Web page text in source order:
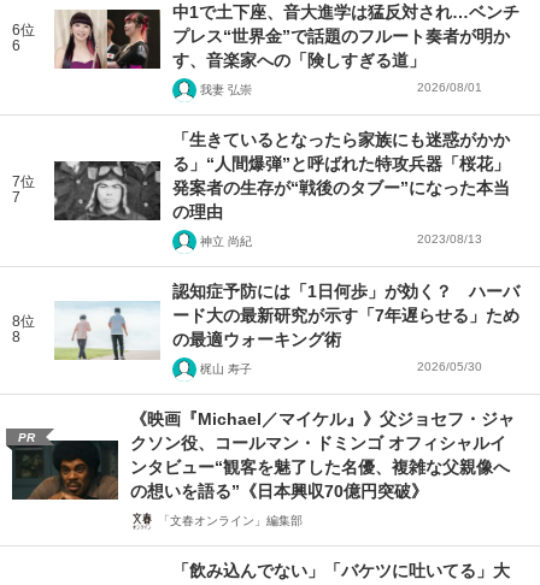
6位
6
中1で土下座、音大進学は猛反対され…ベンチ
プレス“世界金”で話題のフルート奏者が明か
す、音楽家への「険しすぎる道」
我妻 弘崇 2026/08/01
7位
7
「生きているとなったら家族にも迷惑がかか
る」“人間爆弾”と呼ばれた特攻兵器「桜花」
発案者の生存が“戦後のタブー”になった本当
の理由
神立 尚紀 2023/08/13
8位
8
認知症予防には「1日何歩」が効く？ ハーバ
ード大の最新研究が示す「7年遅らせる」ため
の最適ウォーキング術
梶山 寿子 2026/05/30
PR
《映画『Michael／マイケル』》父ジョセフ・ジャ
クソン役、コールマン・ドミンゴ オフィシャルイ
ンタビュー“観客を魅了した名優、複雑な父親像へ
の想いを語る”《日本興収70億円突破》
「文春オンライン」編集部
「飲み込んでない」「バケツに吐いてる」大